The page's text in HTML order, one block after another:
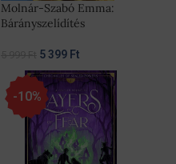
Molnár-Szabó Emma:
Bárányszelídítés
5 399 Ft
-10%